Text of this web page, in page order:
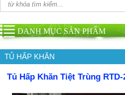
DANH MỤC SẢN PHẨM
TỦ HẤP KHĂN
Tủ Hấp Khăn Tiệt Trùng